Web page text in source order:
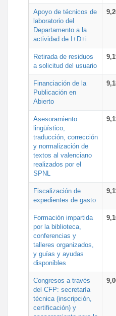
Apoyo de técnicos de
laboratorio del
Departamento a la
actividad de I+D+i
Retirada de residuos
a solicitud del usuario
Financiación de la
Publicación en
Abierto
Asesoramiento
lingüístico,
traducción, corrección
y normalización de
textos al valenciano
realizados por el
SPNL
Fiscalización de
expedientes de gasto
Formación impartida
por la biblioteca,
conferencias y
talleres organizados,
y guías y ayudas
disponibles
Congresos a través
del CFP: secretaría
técnica (inscripción,
certificación) y